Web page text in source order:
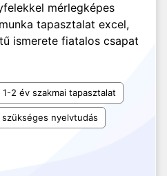
mérlegképes
tapasztalat excel,
ismerete fiatalos csapat
1-2 év szakmai tapasztalat
szükséges nyelvtudás